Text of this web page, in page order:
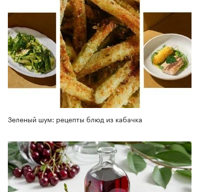
Зеленый шум: рецепты блюд из кабачка